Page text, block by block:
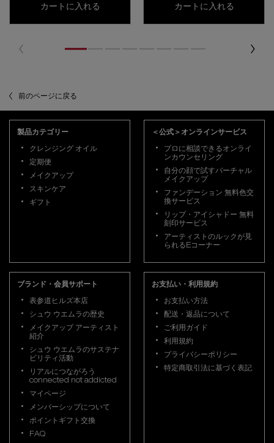
カートに入れる アンリミテッド コンシーラー
カートに入れる
前のページに戻る
製品カテゴリー
クレンジング オイル
定期便
メイクアップ
スキンケア
ギフト
＜公式＞オンラインサービス
プロに相談できるオンライ
ンカウンセリング
自分の顔で試すバーチャル
メイクアップ
ファンデーション 無料色交
換サービス
リップ・アイシャドー 無料
刻印サービス
アーティストのルックが見
られるEコーナー
ブランド・会員サポート
表参道ヒルズ本店
シュウ ウエムラの歴史
メイクアップ アーティスト
紹介
シュウ ウエムラのサステナ
ビリティ活動
リアルにつながろう
connected not addicted
マイページ
メンバーシップについて
ポイントギフト交換
FAQ
お支払い・利用規約
お支払い方法
配送・返品について
ご利用ガイド
利用規約
プライバシーポリシー
特定商取引法に基づく表記